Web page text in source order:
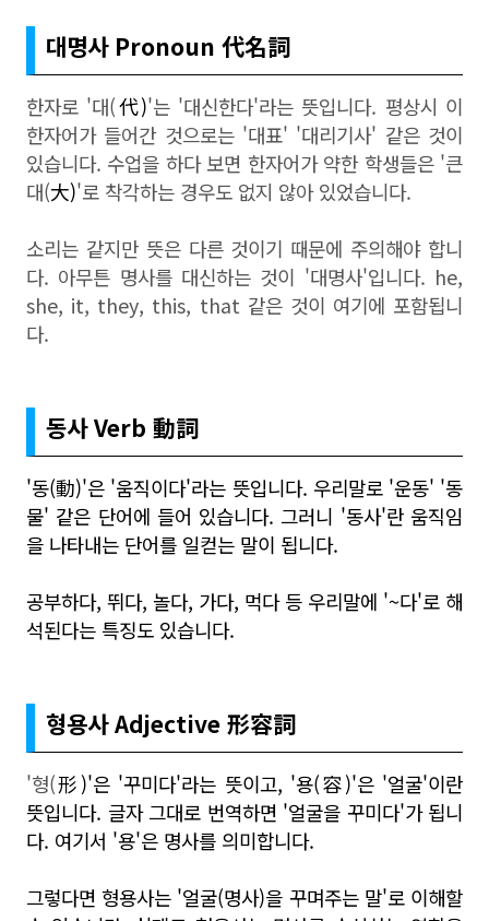
대명사 Pronoun 代名詞
한자로 '대(代)'는 '대신한다'라는 뜻입니다. 평상시 이
한자어가 들어간 것으로는 '대표' '대리기사' 같은 것이
있습니다. 수업을 하다 보면 한자어가 약한 학생들은 '큰
대(大)'로 착각하는 경우도 없지 않아 있었습니다.
소리는 같지만 뜻은 다른 것이기 때문에 주의해야 합니
다. 아무튼 명사를 대신하는 것이 '대명사'입니다. he,
she, it, they, this, that 같은 것이 여기에 포함됩니
다.
동사 Verb 動詞
'동(動)'은 '움직이다'라는 뜻입니다. 우리말로 '운동' '동
물' 같은 단어에 들어 있습니다. 그러니 '동사'란 움직임
을 나타내는 단어를 일컫는 말이 됩니다.
공부하다, 뛰다, 놀다, 가다, 먹다 등 우리말에 '~다'로 해
석된다는 특징도 있습니다.
형용사 Adjective 形容詞
'형(形)'은 '꾸미다'라는 뜻이고, '용(容)'은 '얼굴'이란
뜻입니다. 글자 그대로 번역하면 '얼굴을 꾸미다'가 됩니
다. 여기서 '용'은 명사를 의미합니다.
그렇다면 형용사는 '얼굴(명사)을 꾸며주는 말'로 이해할